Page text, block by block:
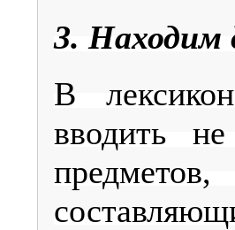
3. Находим
В
вводить